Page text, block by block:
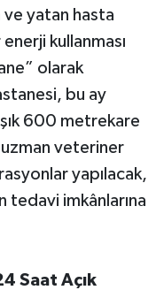
ve yatan hasta
kullanması
olarak
bu ay
600 metrekare
uzman veteriner
yapılacak,
tedavi imkânlarına
Saat Açık